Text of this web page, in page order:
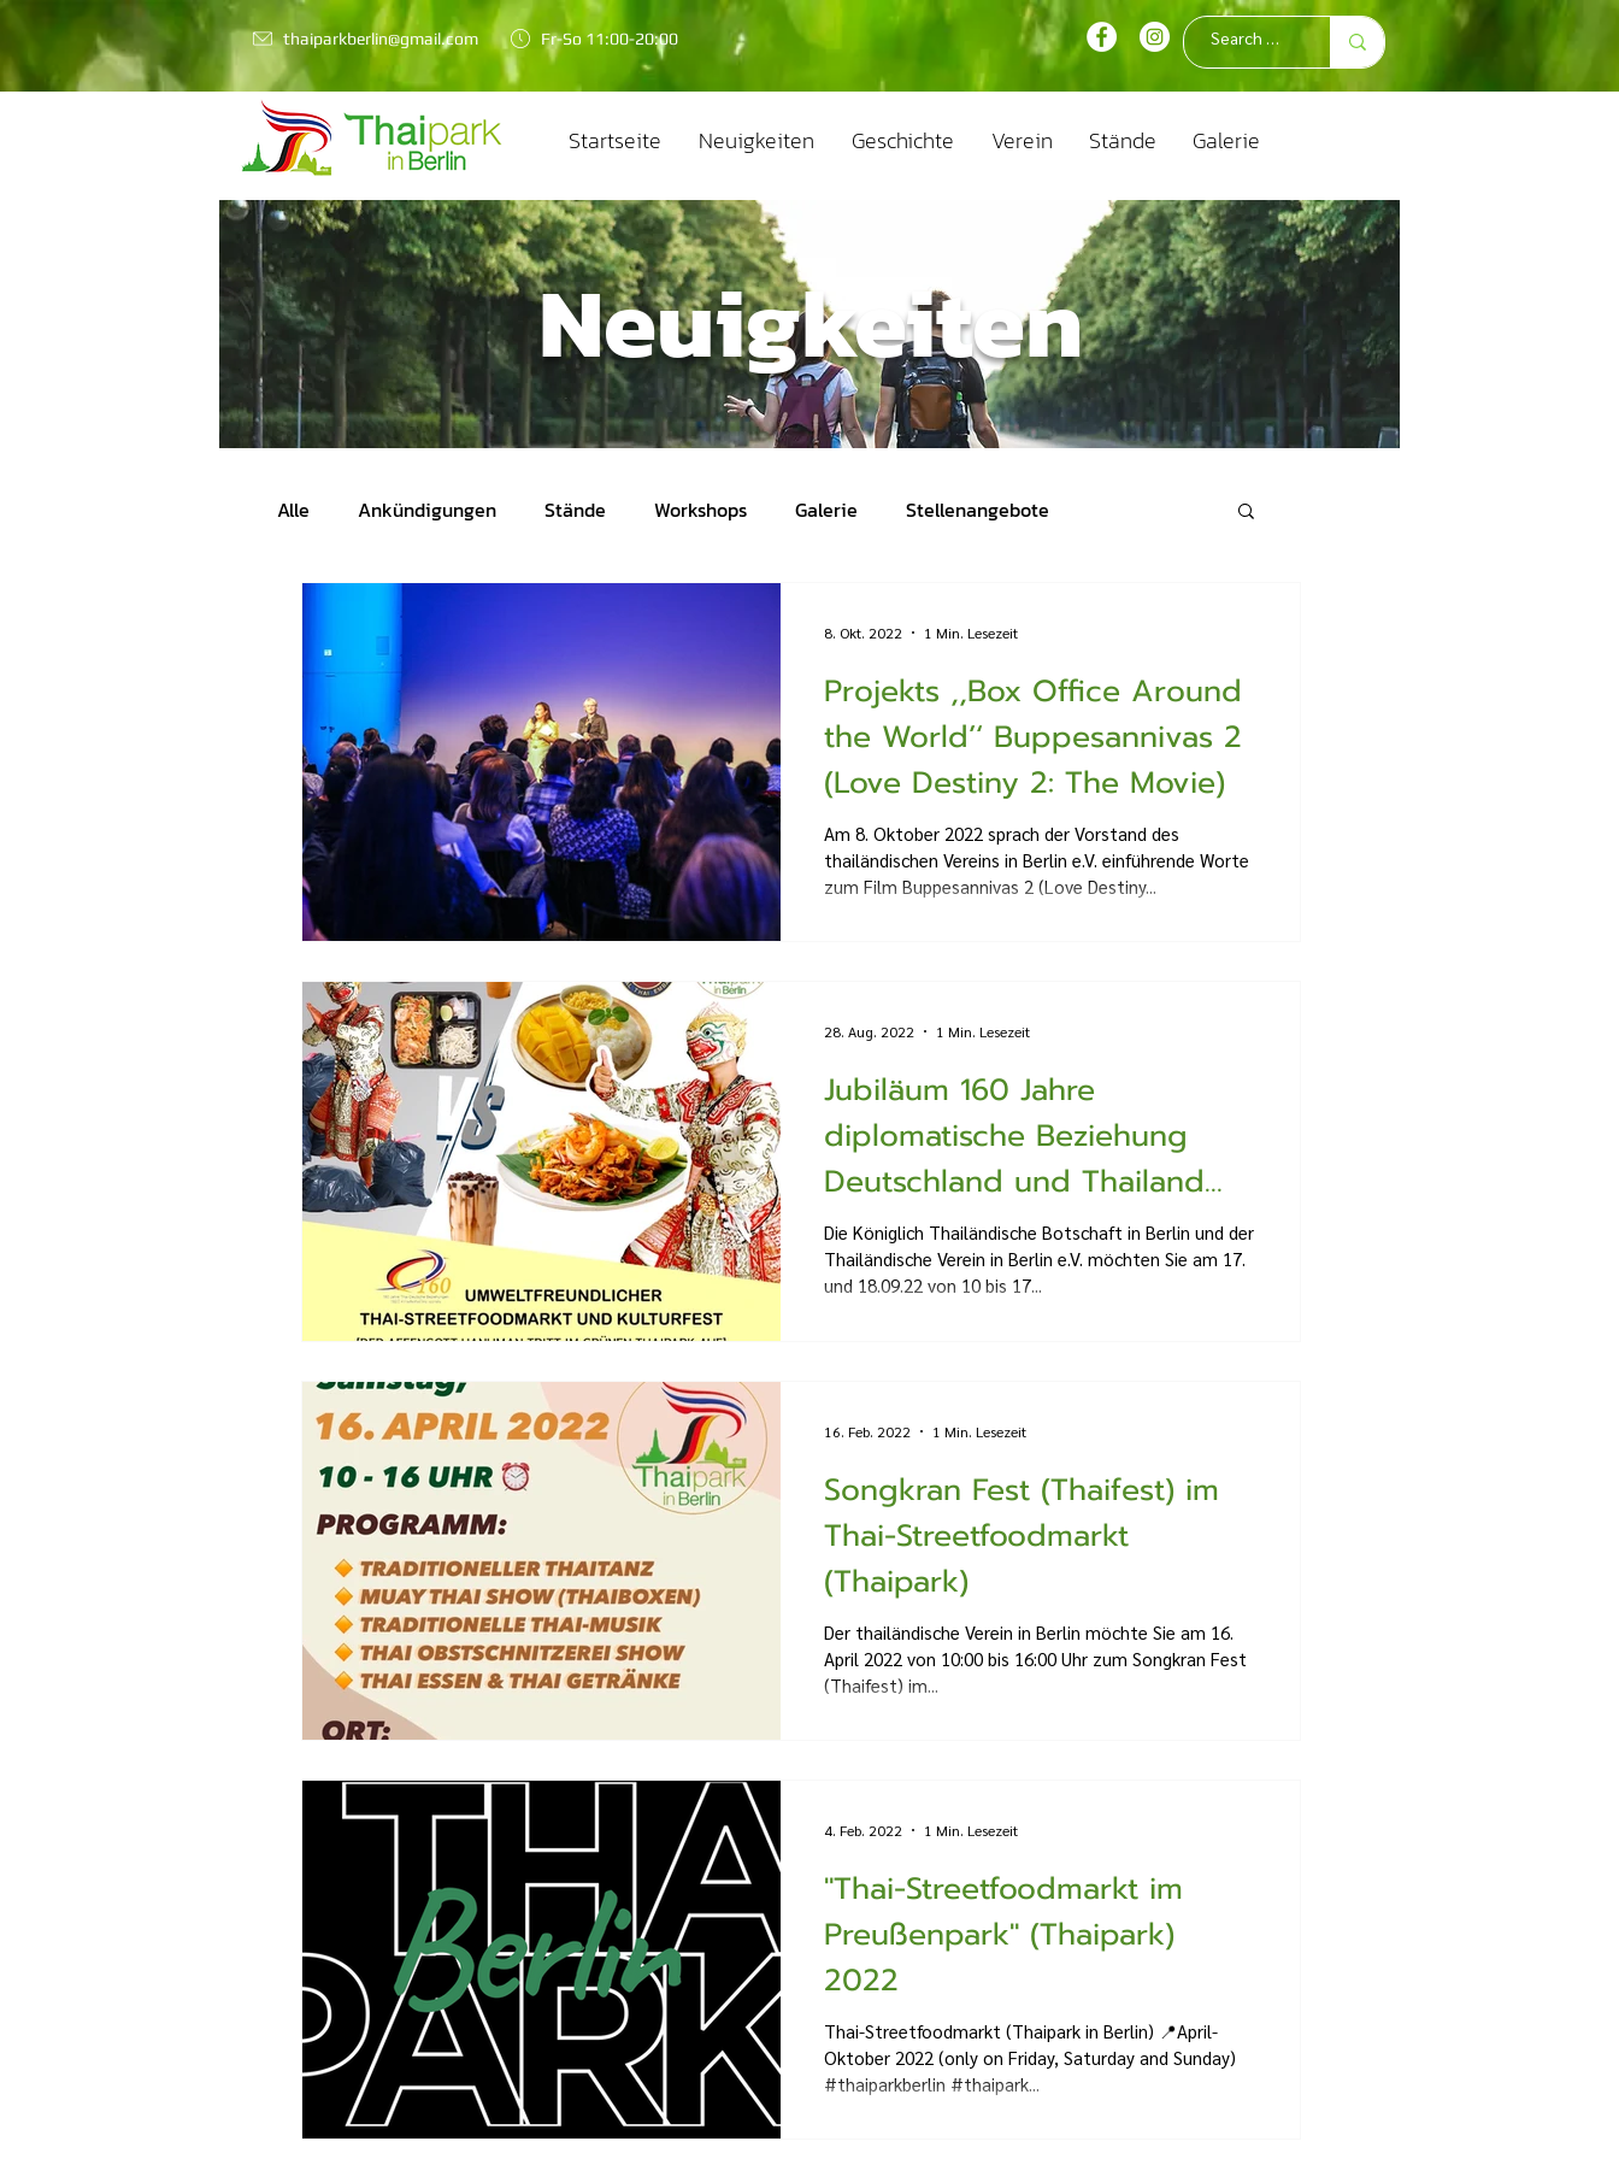
thaiparkberlin@gmail.com Fr-So 11:00-20:00
Startseite Neuigkeiten Geschichte Verein Stände Galerie
Neuigkeiten
Alle Ankündigungen Stände Workshops Galerie Stellenangebote
Projekts ,,Box Office Around
the World’‘ Buppesannivas 2
(Love Destiny 2: The Movie)
Am 8. Oktober 2022 sprach der Vorstand des
thailändischen Vereins in Berlin e.V. einführende Worte
zum Film Buppesannivas 2 (Love Destiny...
8. Okt. 2022 1 Min. Lesezeit
Jubiläum 160 Jahre
diplomatische Beziehung
Deutschland und Thailand
am 17.-18.09.22
Die Königlich Thailändische Botschaft in Berlin und der
Thailändische Verein in Berlin e.V. möchten Sie am 17.
und 18.09.22 von 10 bis 17...
28. Aug. 2022 1 Min. Lesezeit
Songkran Fest (Thaifest) im
Thai-Streetfoodmarkt
(Thaipark)
Der thailändische Verein in Berlin möchte Sie am 16.
April 2022 von 10:00 bis 16:00 Uhr zum Songkran Fest
(Thaifest) im...
16. Feb. 2022 1 Min. Lesezeit
"Thai-Streetfoodmarkt im
Preußenpark" (Thaipark)
2022
Thai-Streetfoodmarkt (Thaipark in Berlin) 📍April-
Oktober 2022 (only on Friday, Saturday and Sunday)
#thaiparkberlin #thaipark...
4. Feb. 2022 1 Min. Lesezeit